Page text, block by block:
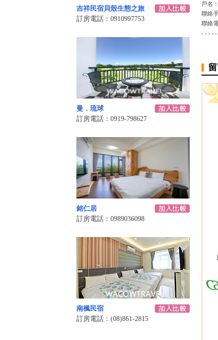
吉祥民宿貝殼生態之旅
訂房電話：0910997753
曼．琉球
訂房電話：0919-798627
銘仁居
訂房電話：0989036098
南楓民宿
訂房電話：(08)861-2815
戶名
聯絡
聯絡
- - - -